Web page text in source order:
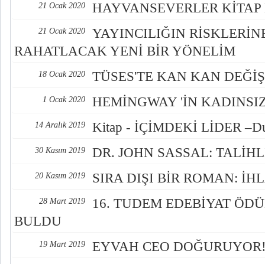
21 Ocak 2020 HAYVANSEVERLER
21 Ocak 2020
YAYINCILIĞIN
RAHATLACAK YENİ BİR YÖNELİM
18 Ocak 2020 TÜSES'TE KAN KAN
1 Ocak 2020 HEMİNGWAY 'İN
14 Aralık 2019 Kitap - İÇİMDEKİ LİDER
30 Kasım 2019 DR. JOHN SASSAL:
20 Kasım 2019 SIRA DIŞI BİR ROMAN:
28 Mart 2019
16. TUDEM EDEBİYAT
BULDU
19 Mart 2019 EYVAH CEO